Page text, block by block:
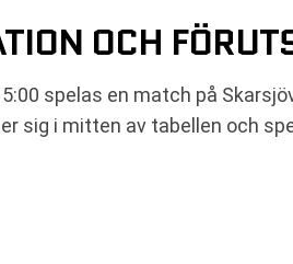
OCH
spelas en match på
sig i mitten av tabellen och